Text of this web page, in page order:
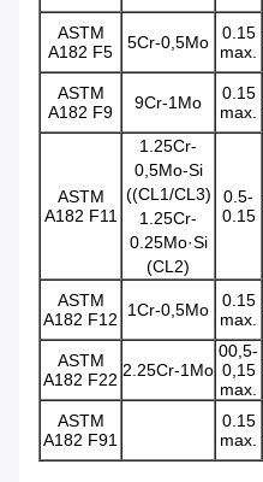
ASTM
A182 F5
5Cr-0,5Mo
0.15
max.
ASTM
A182 F9
9Cr-1Mo
0.15
max.
ASTM
A182 F11
1.25Cr-
0,5Mo-Si
((CL1/CL3)
1.25Cr-
0.25Mo·Si
(CL2)
0.5-
0.15
ASTM
A182 F12
1Cr-0,5Mo
0.15
max.
ASTM
A182 F22 2.25Cr-1Mo
00,5-
0,15
max.
ASTM
A182 F91
0.15
max.